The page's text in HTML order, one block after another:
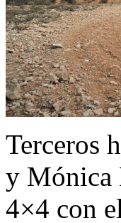
Terceros
y Mónica
4×4 con